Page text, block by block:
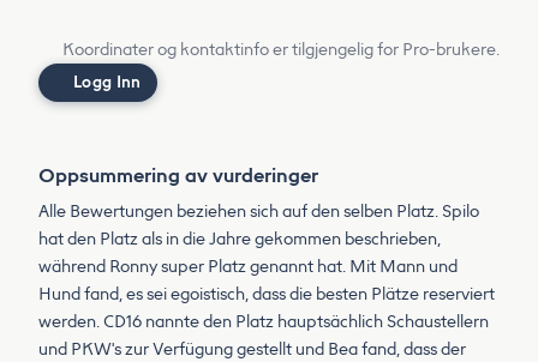
Koordinater og kontaktinfo er tilgjengelig for Pro-brukere.
Logg Inn
Oppsummering av vurderinger
Alle Bewertungen beziehen sich auf den selben Platz. Spilo
hat den Platz als in die Jahre gekommen beschrieben,
während Ronny super Platz genannt hat. Mit Mann und
Hund fand, es sei egoistisch, dass die besten Plätze reserviert
werden. CD16 nannte den Platz hauptsächlich Schaustellern
und PKW's zur Verfügung gestellt und Bea fand, dass der